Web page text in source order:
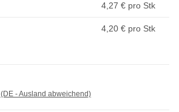
4,27 € pro Stk
4,20 € pro Stk
(DE - Ausland abweichend)